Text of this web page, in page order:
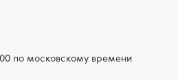
по московскому времени